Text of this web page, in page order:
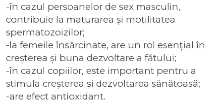
-în cazul persoanelor de sex masculin,
contribuie la maturarea și motilitatea
spermatozoizilor;
-la femeile însărcinate, are un rol esențial în
creșterea și buna dezvoltare a fătului;
-în cazul copiilor, este important pentru a
stimula creșterea și dezvoltarea sănătoasă;
-are efect antioxidant.